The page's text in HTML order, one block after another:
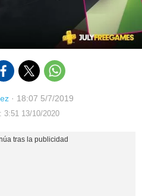
· 18:07 5/7/2019
3:51 13/10/2020